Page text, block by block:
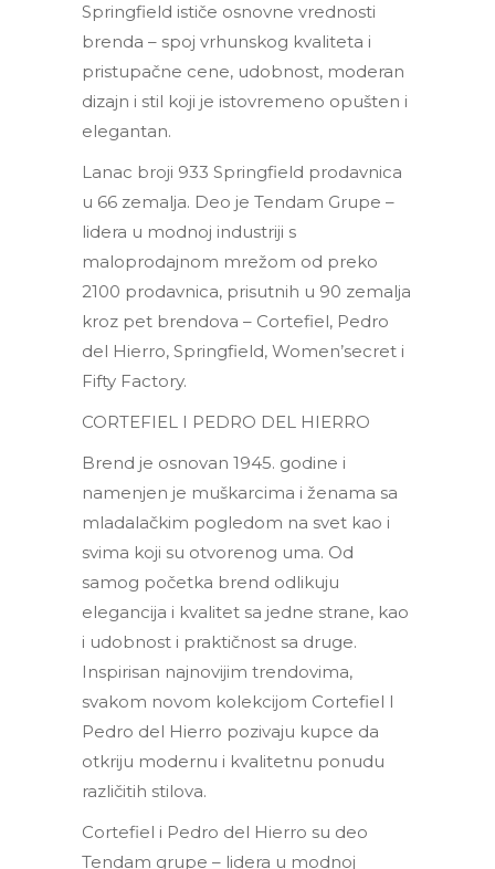
Springfield ističe osnovne vrednosti
brenda – spoj vrhunskog kvaliteta i
pristupačne cene, udobnost, moderan
dizajn i stil koji je istovremeno opušten i
elegantan.
Lanac broji 933 Springfield prodavnica
u 66 zemalja. Deo je Tendam Grupe –
lidera u modnoj industriji s
maloprodajnom mrežom od preko
2100 prodavnica, prisutnih u 90 zemalja
kroz pet brendova – Cortefiel, Pedro
del Hierro, Springfield, Women’secret i
Fifty Factory.
CORTEFIEL I PEDRO DEL HIERRO
Brend je osnovan 1945. godine i
namenjen je muškarcima i ženama sa
mladalačkim pogledom na svet kao i
svima koji su otvorenog uma. Od
samog početka brend odlikuju
elegancija i kvalitet sa jedne strane, kao
i udobnost i praktičnost sa druge.
Inspirisan najnovijim trendovima,
svakom novom kolekcijom Cortefiel I
Pedro del Hierro pozivaju kupce da
otkriju modernu i kvalitetnu ponudu
različitih stilova.
Cortefiel i Pedro del Hierro su deo
Tendam grupe – lidera u modnoj